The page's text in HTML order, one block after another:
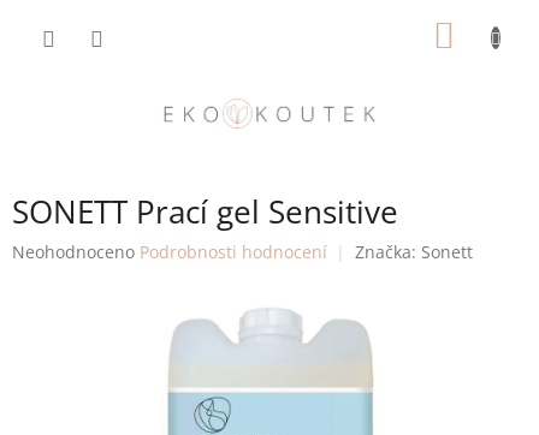
SONETT Prací gel Sensitive
Průměrné
Neohodnoceno Podrobnosti hodnocení Značka: Sonett